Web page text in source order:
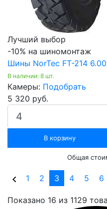
Лучший выбор
-10% на шиномонтаж
Шины NorTec FT-214
В наличии: 8 шт.
Камеры: Подобрать
5 320 руб.
В корзину
Общая
1 2 3 (current)
4 5 6
Показано 16 из 1129